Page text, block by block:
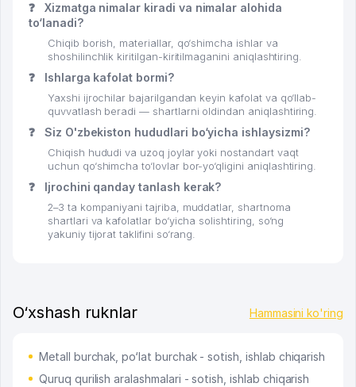
❓
Xizmatga nimalar kiradi va nimalar alohida
to‘lanadi?
Chiqib borish, materiallar, qo‘shimcha ishlar va
shoshilinchlik kiritilgan-kiritilmaganini aniqlashtiring.
❓ Ishlarga kafolat bormi?
Yaxshi ijrochilar bajarilgandan keyin kafolat va qo‘llab-
quvvatlash beradi — shartlarni oldindan aniqlashtiring.
❓ Siz O'zbekiston hududlari bo‘yicha ishlaysizmi?
Chiqish hududi va uzoq joylar yoki nostandart vaqt
uchun qo‘shimcha to‘lovlar bor-yo‘qligini aniqlashtiring.
❓ Ijrochini qanday tanlash kerak?
2–3 ta kompaniyani tajriba, muddatlar, shartnoma
shartlari va kafolatlar bo‘yicha solishtiring, so‘ng
yakuniy tijorat taklifini so‘rang.
O‘xshash ruknlar Hammasini ko'ring
Metall burchak, po‘lat burchak - sotish, ishlab chiqarish
Quruq qurilish aralashmalari - sotish, ishlab chiqarish